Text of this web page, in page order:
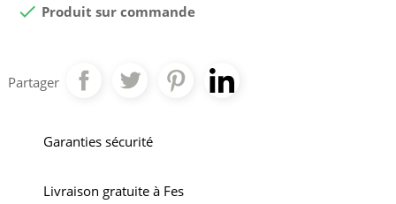
 Produit sur commande
Partager
Garanties sécurité
Livraison gratuite à Fes